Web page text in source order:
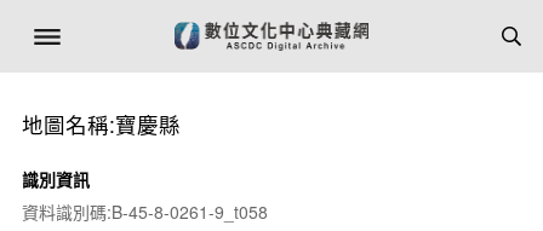
地圖名稱:寶慶縣
識別資訊
資料識別碼:B-45-8-0261-9_t058